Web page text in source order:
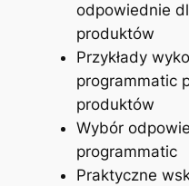
odpowiednie
produktów
Przykłady
programmatic
produktów
Wybór
programmatic
Praktyczne